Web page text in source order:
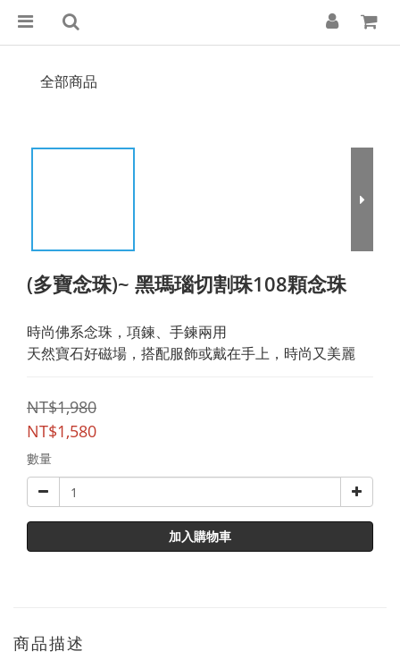
全部商品
(多寶念珠)~ 黑瑪瑙切割珠108顆念珠
時尚佛系念珠，項鍊、手鍊兩用
天然寶石好磁場，搭配服飾或戴在手上，時尚又美麗
NT$1,980
NT$1,580
數量
加入購物車
商品描述